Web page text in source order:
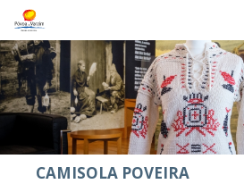
CAMISOLA POVEIRA